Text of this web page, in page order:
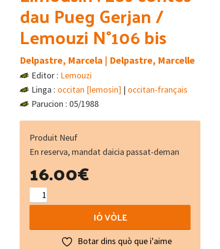
dau Pueg Gerjan /
Lemouzi N°106 bis
Delpastre, Marcela | Delpastre, Marcelle
Editor : Lemouzi
Linga : occitan [lemosin] | occitan-français
Parucion : 05/1988
Produit Neuf
En reserva, mandat daicia passat-deman
16.00€
Contes
populaires
Limousin
IÒ VÒLE
Botar dins quò que i'aime